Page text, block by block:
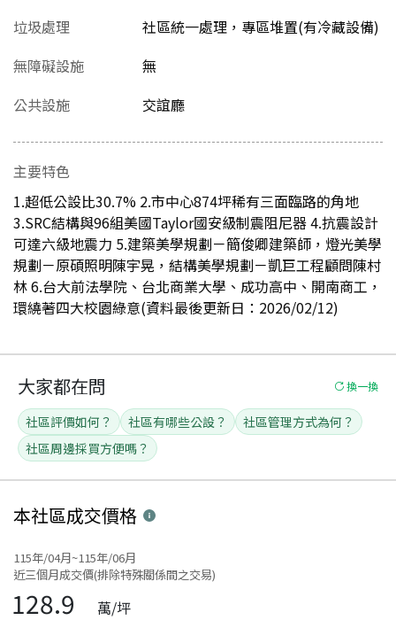
垃圾處理
社區統一處理，專區堆置(有冷藏設備)
無障礙設施
無
公共設施
交誼廳
主要特色
1.超低公設比30.7% 2.市中心874坪稀有三面臨路的角地
3.SRC結構與96組美國Taylor國安級制震阻尼器 4.抗震設計
可達六級地震力 5.建築美學規劃－簡俊卿建築師，燈光美學
規劃－原碩照明陳宇晃，結構美學規劃－凱巨工程顧問陳村
林 6.台大前法學院、台北商業大學、成功高中、開南商工，
環繞著四大校園綠意(資料最後更新日：2026/02/12)
大家都在問 換一換
社區評價如何？ 社區有哪些公設？
社區管理方式為何？
社區周邊採買方便嗎？
本社區成交價格
115年/04月~115年/06月
近三個月成交價(排除特殊關係間之交易)
128.9 萬/坪